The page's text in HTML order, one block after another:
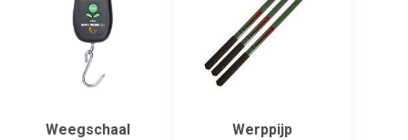
Weegschaal Werppijp